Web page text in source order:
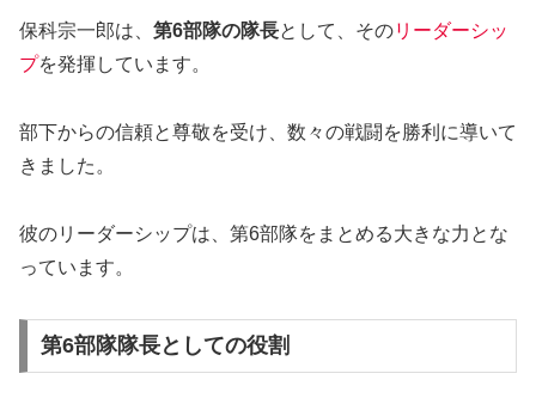
保科宗一郎は、 第6部隊の隊長として、そのリーダーシッ
プを発揮しています。
部下からの信頼と尊敬を受け、数々の戦闘を勝利に導いて
きました。
彼のリーダーシップは、第6部隊をまとめる大きな力とな
っています。
第6部隊隊長としての役割